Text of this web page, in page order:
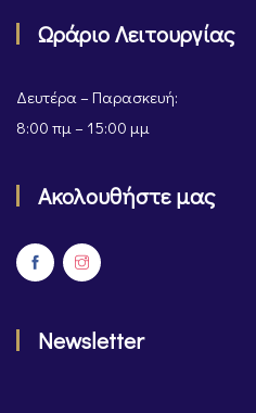
Ωράριο Λειτουργίας
Δευτέρα – Παρασκευή:
8:00 πμ – 15:00 μμ
Ακολουθήστε μας
Newsletter